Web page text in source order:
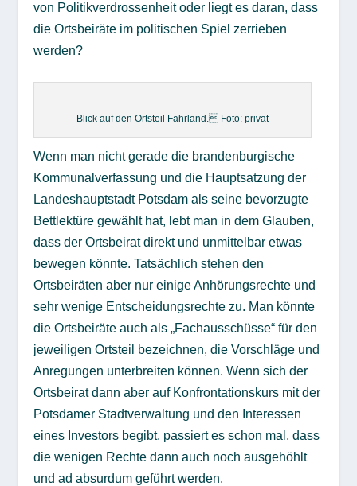
von Politikverdrossenheit oder liegt es daran, dass
die Ortsbeiräte im politischen Spiel zerrieben
werden?
Blick auf den Ortsteil Fahrland. Foto: privat
Wenn man nicht gerade die brandenburgische
Kommunalverfassung und die Hauptsatzung der
Landeshauptstadt Potsdam als seine bevorzugte
Bettlektüre gewählt hat, lebt man in dem Glauben,
dass der Ortsbeirat direkt und unmittelbar etwas
bewegen könnte. Tatsächlich stehen den
Ortsbeiräten aber nur einige Anhörungsrechte und
sehr wenige Entscheidungsrechte zu. Man könnte
die Ortsbeiräte auch als „Fachausschüsse“ für den
jeweiligen Ortsteil bezeichnen, die Vorschläge und
Anregungen unterbreiten können. Wenn sich der
Ortsbeirat dann aber auf Konfrontationskurs mit der
Potsdamer Stadtverwaltung und den Interessen
eines Investors begibt, passiert es schon mal, dass
die wenigen Rechte dann auch noch ausgehöhlt
und ad absurdum geführt werden.